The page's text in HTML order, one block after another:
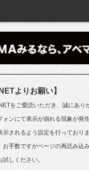
よりお願い】
をご愛読いただき、誠にあり
ォンにて表示が崩れる現象が発
示されるよう設定を行っており
お手数ですがページの再読み込
しください。